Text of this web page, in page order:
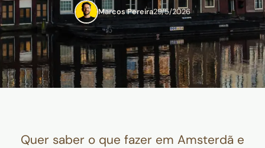
Marcos Pereira29/5/2026
Quer saber o que fazer em Amsterdã e